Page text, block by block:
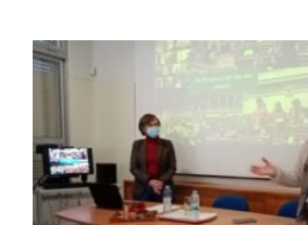
17